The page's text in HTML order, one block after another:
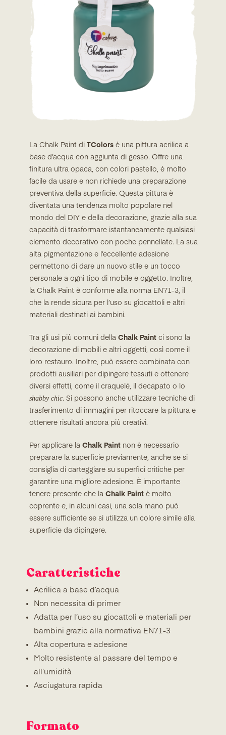
La Chalk Paint di TColors è una pittura acrilica a
base d’acqua con aggiunta di gesso. Offre una
finitura ultra opaca, con colori pastello, è molto
facile da usare e non richiede una preparazione
preventiva della superficie. Questa pittura è
diventata una tendenza molto popolare nel
mondo del DIY e della decorazione, grazie alla sua
capacità di trasformare istantaneamente qualsiasi
elemento decorativo con poche pennellate. La sua
alta pigmentazione e l’eccellente adesione
permettono di dare un nuovo stile e un tocco
personale a ogni tipo di mobile e oggetto. Inoltre,
la Chalk Paint è conforme alla norma EN71-3, il
che la rende sicura per l’uso su giocattoli e altri
materiali destinati ai bambini.
Tra gli usi più comuni della Chalk Paint ci sono la
decorazione di mobili e altri oggetti, così come il
loro restauro. Inoltre, può essere combinata con
prodotti ausiliari per dipingere tessuti e ottenere
diversi effetti, come il craquelé, il decapato o lo
shabby chic. Si possono anche utilizzare tecniche di
trasferimento di immagini per ritoccare la pittura e
ottenere risultati ancora più creativi.
Per applicare la Chalk Paint non è necessario
preparare la superficie previamente, anche se si
consiglia di carteggiare su superfici critiche per
garantire una migliore adesione. È importante
tenere presente che la Chalk Paint è molto
coprente e, in alcuni casi, una sola mano può
essere sufficiente se si utilizza un colore simile alla
superficie da dipingere.
Caratteristiche
Acrilica a base d’acqua
Non necessita di primer
Adatta per l’uso su giocattoli e materiali per
bambini grazie alla normativa EN71-3
Alta copertura e adesione
Molto resistente al passare del tempo e
all’umidità
Asciugatura rapida
Formato